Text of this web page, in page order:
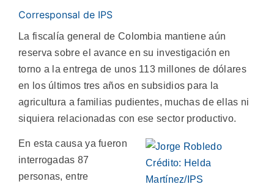
Corresponsal de IPS
La fiscalía general de Colombia mantiene aún
reserva sobre el avance en su investigación en
torno a la entrega de unos 113 millones de dólares
en los últimos tres años en subsidios para la
agricultura a familias pudientes, muchas de ellas ni
siquiera relacionadas con ese sector productivo.
En esta causa ya fueron
interrogadas 87
personas, entre